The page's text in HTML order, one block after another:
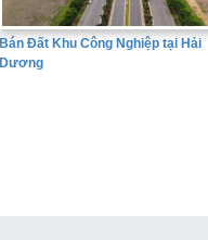
Bán Đất Khu Công Nghiệp tại Hải
Dương